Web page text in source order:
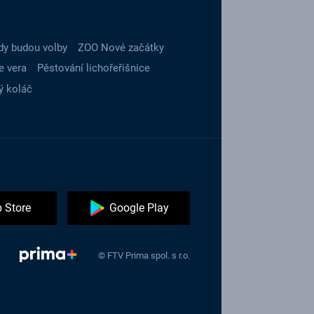
budou volby
ZOO Nové začátky
vera
Pěstování lichořeřišnice
koláč
Store Google Play
© FTV Prima spol. s r.o.